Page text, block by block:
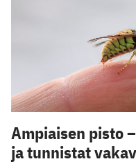
Ampiaisen pisto
ja tunnistat